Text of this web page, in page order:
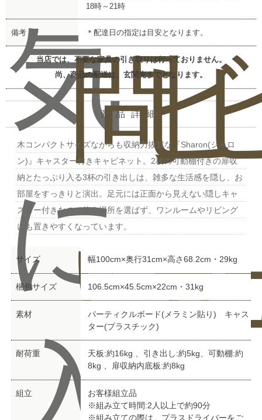
気
に
問
い
ビ
ュ
18時～21時
備考 ＊配達日の指定は目安となります。
当店では、不要な家具の引き取りは行っておりません。
尚、商品の配送は、玄関先までとなります。
商品詳細
木コンパクトサイズながらも収納力抜群な『Sharon(シャロ
ン)』キャスター付きキャビネット。2枚の可動棚付きの扉収
納とたっぷり入る3杯の引き出しは、雑多な生活感を隠し、お
部屋をすっきりと演出。足元には正面から見えない隠しキャ
スター付きなので使う場所を選ばず、ワンルームやリビング
にも置きやすくなっています。
サイズ 幅100cm×奥行31cm×高さ68.2cm・29kg
梱包サイズ 106.5cm×45.5cm×22cm・31kg
素材
パーティクルボード(メラミン貼り) キャス
ター(プラスチック)
耐荷重
天板:約16kg 、引き出し:約5kg、可動棚:約
8kg 、扉収納内底板:約8kg
組立
お客様組立品
※組み立て時間:2人以上で約90分
※組み立ての際は、プラスドライバーをご